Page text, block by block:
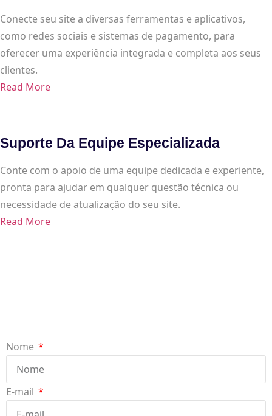
Conecte seu site a diversas ferramentas e aplicativos,
como redes sociais e sistemas de pagamento, para
oferecer uma experiência integrada e completa aos seus
clientes.
Read More
Suporte Da Equipe Especializada
Conte com o apoio de uma equipe dedicada e experiente,
pronta para ajudar em qualquer questão técnica ou
necessidade de atualização do seu site.
Read More
Nome
E-mail